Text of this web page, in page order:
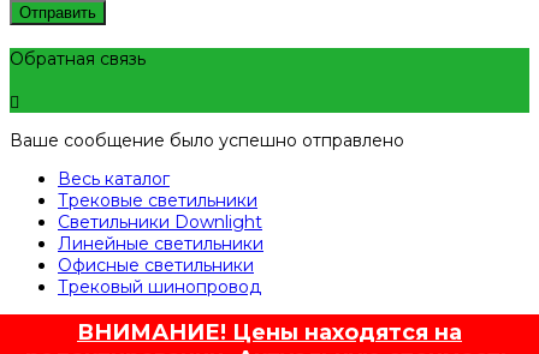
Отправить
Обратная связь
Ваше сообщение было успешно отправлено
Весь каталог
Трековые светильники
Светильники Downlight
Линейные светильники
Офисные светильники
Трековый шинопровод
ВНИМАНИЕ! Цены находятся на